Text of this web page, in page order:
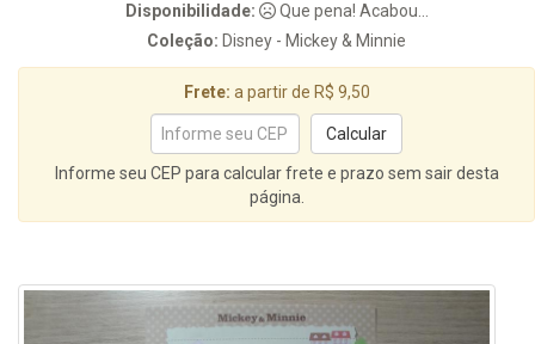
Disponibilidade:
Que pena! Acabou...
Coleção: Disney - Mickey & Minnie
Frete: a partir de R$ 9,50
Informe seu CEP para calcular frete e prazo sem sair desta
página.